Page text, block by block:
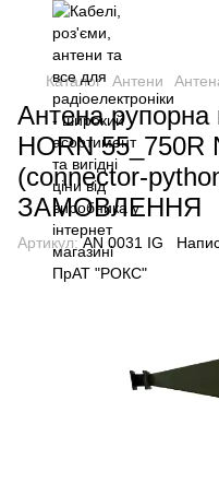
Каталог Антени
Антена
HORN 55_750R
(connector-
ЗАМОВЛЕННЯ
Артикул:AN 0031 IG